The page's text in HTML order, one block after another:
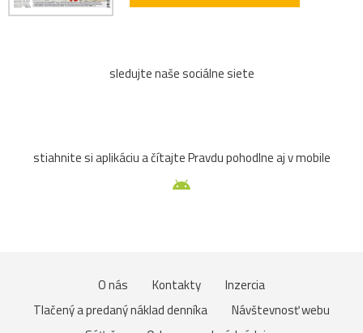
sledujte naše sociálne siete
stiahnite si aplikáciu a čítajte Pravdu pohodlne aj v mobile
O nás Kontakty
Inzercia
Tlačený a predaný náklad denníka
Návštevnosť webu